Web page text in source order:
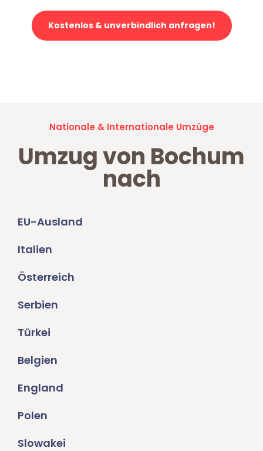
Kostenlos & unverbindlich anfragen!
Nationale & Internationale Umzüge
Umzug von Bochum
nach
EU-Ausland
Italien
Österreich
Serbien
Türkei
Belgien
England
Polen
Slowakei